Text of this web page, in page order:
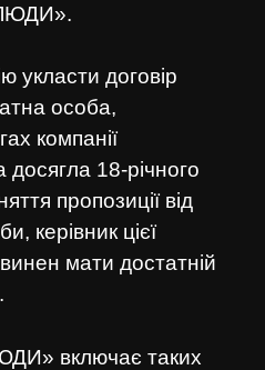
укласти договір
особа,
компанії
18-річного
пропозиції від
керівник цієї
мати достатній
включає таких